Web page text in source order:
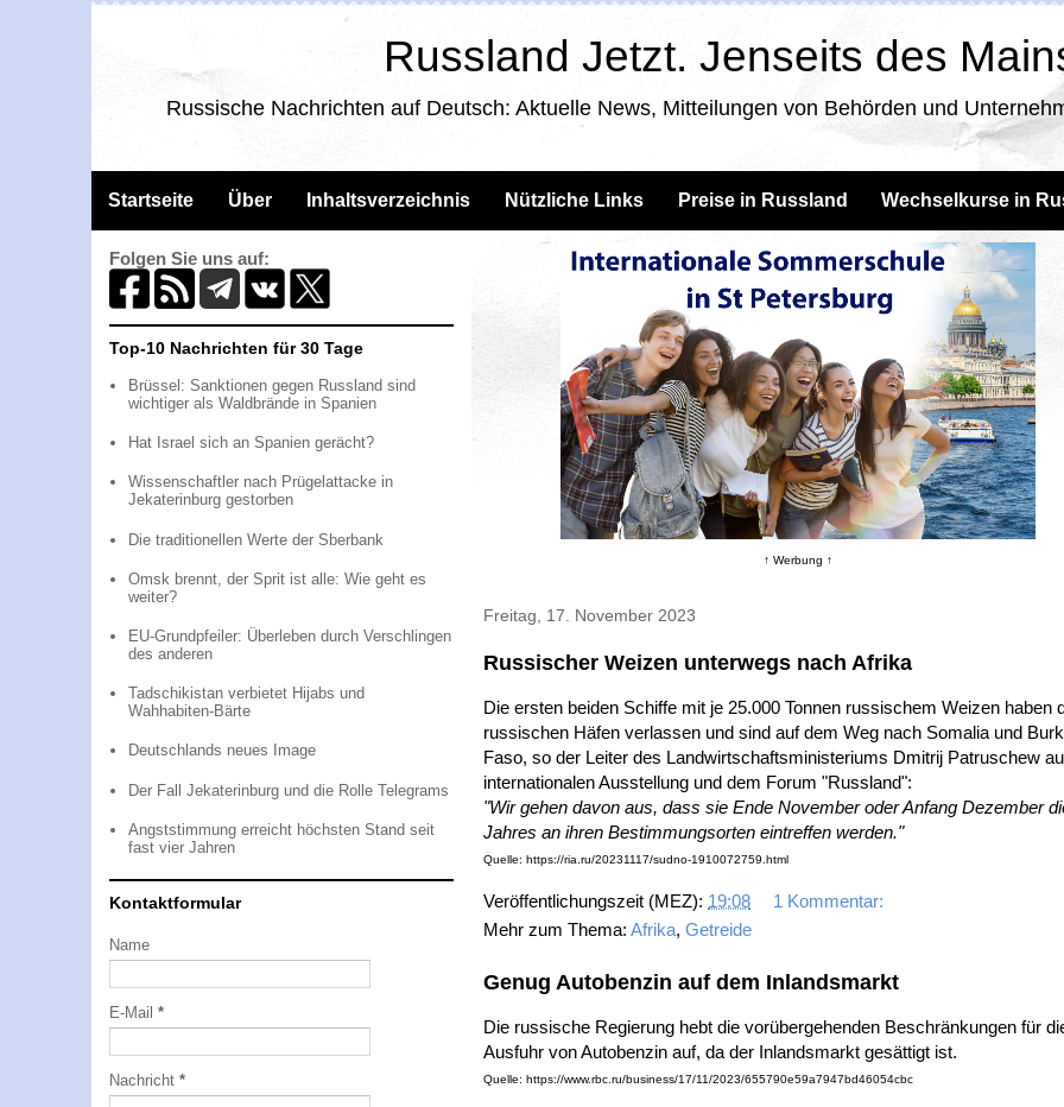
Russland Jetzt. Jenseits des
Russische Nachrichten auf Deutsch: Aktuelle News, Mitteilungen von Behörden und
Startseite Über Inhaltsverzeichnis Nützliche Links Preise in Russland Wechselkurse in
↑ Werbung ↑
Freitag, 17. November 2023
Russischer Weizen unterwegs nach Afrika
Die ersten beiden Schiffe mit je 25.000 Tonnen russischem Weizen haben
russischen Häfen verlassen und sind auf dem Weg nach Somalia und
Faso, so der Leiter des Landwirtschaftsministeriums Dmitrij Patruschew
internationalen Ausstellung und dem Forum "Russland":
"Wir gehen davon aus, dass sie Ende November oder Anfang Dezember
Jahres an ihren Bestimmungsorten eintreffen werden."
Quelle: https://ria.ru/20231117/sudno-1910072759.html
Veröffentlichungszeit (MEZ): 19:08
1 Kommentar:
Mehr zum Thema: Afrika, Getreide
Genug Autobenzin auf dem Inlandsmarkt
Die russische Regierung hebt die vorübergehenden Beschränkungen für
Ausfuhr von Autobenzin auf, da der Inlandsmarkt gesättigt ist.
Quelle: https://www.rbc.ru/business/17/11/2023/655790e59a7947bd46054cbc
Folgen Sie uns auf:
Top-10 Nachrichten für 30 Tage
Brüssel: Sanktionen gegen Russland sind
wichtiger als Waldbrände in Spanien
Hat Israel sich an Spanien gerächt?
Wissenschaftler nach Prügelattacke in
Jekaterinburg gestorben
Die traditionellen Werte der Sberbank
Omsk brennt, der Sprit ist alle: Wie geht es
weiter?
EU-Grundpfeiler: Überleben durch Verschlingen
des anderen
Tadschikistan verbietet Hijabs und
Wahhabiten-Bärte
Deutschlands neues Image
Der Fall Jekaterinburg und die Rolle Telegrams
Angststimmung erreicht höchsten Stand seit
fast vier Jahren
Kontaktformular
Name
E-Mail *
Nachricht *